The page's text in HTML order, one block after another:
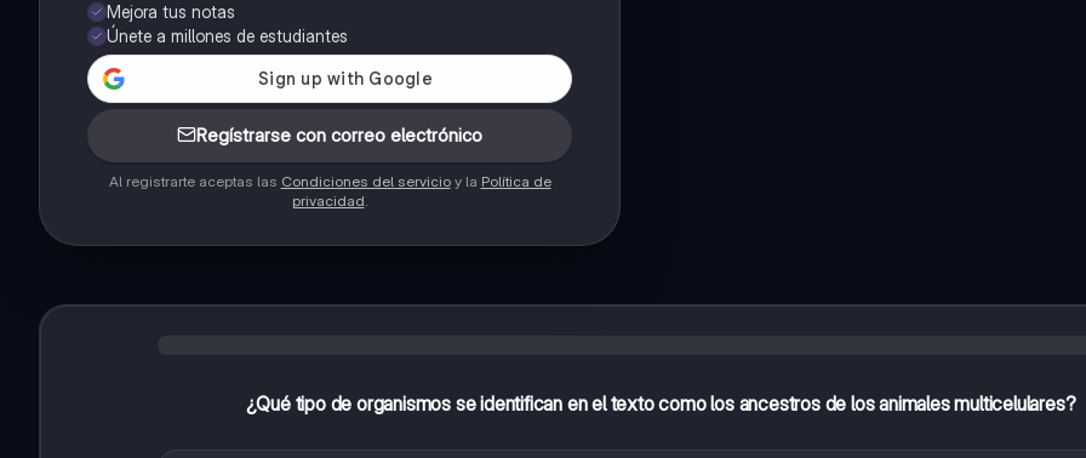
Mejora tus notas
Únete a millones de estudiantes
Regístrarse con correo electrónico
Al registrarte aceptas las Condiciones del servicioy la Política de
privacidad.
¿Qué tipo de organismos se identifican en el texto como los ancestros de los animales multicelulares?